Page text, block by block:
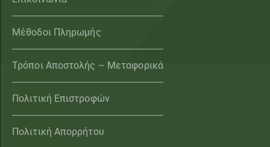
Μέθοδοι Πληρωμής
Τρόποι Αποστολής – Μεταφορικά
Πολιτική Επιστροφών
Πολιτική Απορρήτου